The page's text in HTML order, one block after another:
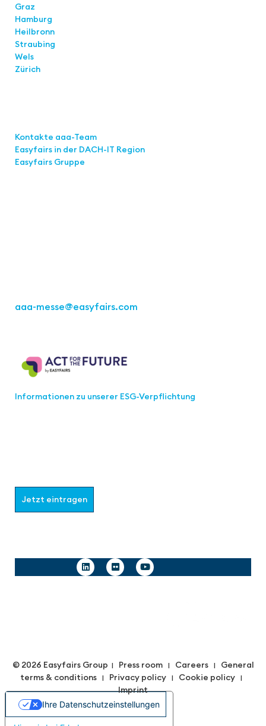
Graz
Hamburg
Heilbronn
Straubing
Wels
Zürich
Kontakte aaa-Team
Easyfairs in der DACH-IT Region
Easyfairs Gruppe
aaa-messe@easyfairs.com
Informationen zu unserer ESG-Verpflichtung
Jetzt eintragen
© 2026 Easyfairs Group | Press room| Careers| General
terms & conditions | Privacy policy | Cookie policy |
Imprint
Ihre Datenschutzeinstellungen